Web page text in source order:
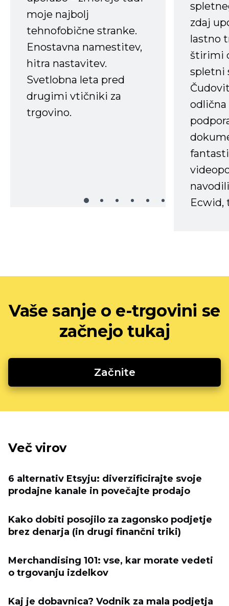
moje najbolj
tehnofobične stranke.
Enostavna namestitev,
hitra nastavitev.
Svetlobna leta pred
drugimi vtičniki za
trgovino.
zdaj
lastno
štirimi
spletni
Ecwid,
Vaše sanje o e-trgovini se
začnejo tukaj
Začnite
Več virov
6 alternativ Etsyju: diverzificirajte svoje
prodajne kanale in povečajte prodajo
Kako dobiti posojilo za zagonsko podjetje
brez denarja (in drugi finančni triki)
Merchandising 101: vse, kar morate vedeti
o trgovanju izdelkov
Kaj je dobavnica? Vodnik za mala podjetja